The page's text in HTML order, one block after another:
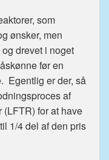
som
ønsker, men
drevet i noget
før en
Egentlig er der, så
af
for at have
1/4 del af den pris